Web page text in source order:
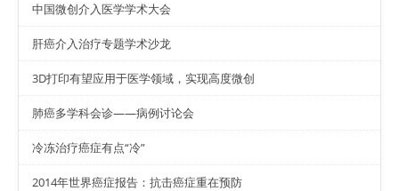
中国微创介入医学学术大会
肝癌介入治疗专题学术沙龙
3D打印有望应用于医学领域，实现高度微创
肺癌多学科会诊——病例讨论会
冷冻治疗癌症有点“冷”
2014年世界癌症报告：抗击癌症重在预防